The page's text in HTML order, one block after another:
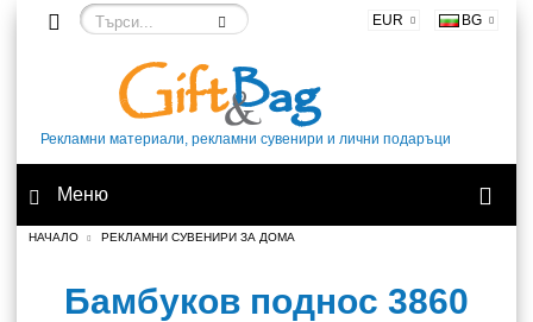
EUR BG
Рекламни материали, рекламни сувенири и лични подаръци
Меню
НАЧАЛО РЕКЛАМНИ СУВЕНИРИ ЗА ДОМА
Бамбуков поднос 3860